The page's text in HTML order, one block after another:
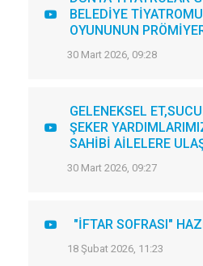
BELEDİYE
OYUNUNUN
30 Mart 2026, 09:28
GELENEKSEL
ŞEKER
SAHİBİ AİLELERE
30 Mart 2026, 09:27
"İFTAR SOFRASI"
18 Şubat 2026, 11:23